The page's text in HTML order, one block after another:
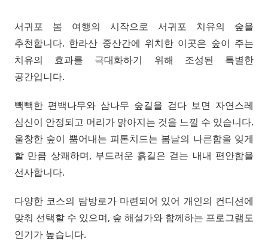
서귀포 봄 여행의 시작으로 서귀포 치유의 숲을
추천합니다. 한라산 중산간에 위치한 이곳은 숲이 주는
치유의 효과를 극대화하기 위해 조성된 특별한
공간입니다.
빽빽한 편백나무와 삼나무 숲길을 걷다 보면 자연스레
심신이 안정되고 머리가 맑아지는 것을 느낄 수 있습니다.
울창한 숲이 뿜어내는 피톤치드는 봄날의 나른함을 잊게
할 만큼 상쾌하며, 부드러운 흙길은 걷는 내내 편안함을
선사합니다.
다양한 코스의 탐방로가 마련되어 있어 개인의 컨디션에
맞춰 선택할 수 있으며, 숲 해설가와 함께하는 프로그램도
인기가 높습니다.